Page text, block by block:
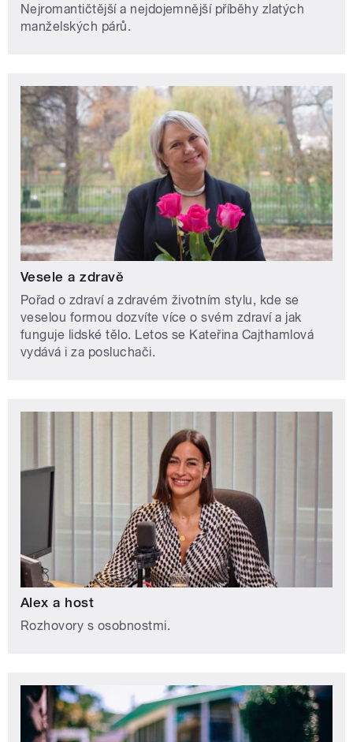
Nejromantičtější a nejdojemnější příběhy zlatých
manželských párů.
Vesele a zdravě
Pořad o zdraví a zdravém životním stylu, kde se
veselou formou dozvíte více o svém zdraví a jak
funguje lidské tělo. Letos se Kateřina Cajthamlová
vydává i za posluchači.
Alex a host
Rozhovory s osobnostmi.